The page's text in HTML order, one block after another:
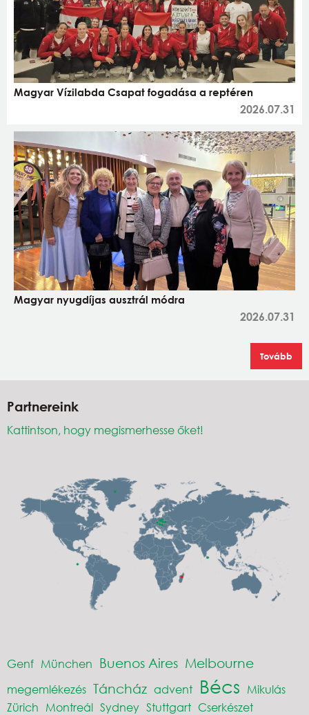
Magyar Vízilabda Csapat fogadása a reptéren
2026.07.31
Magyar nyugdíjas ausztrál módra
2026.07.31
Tovább
Partnereink
Kattintson, hogy megismerhesse őket!
Genf München Buenos Aires Melbourne
megemlékezés Táncház advent Bécs Mikulás
Zürich Montreál Sydney Stuttgart Cserkészet